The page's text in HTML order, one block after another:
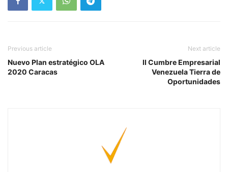
Previous article
Nuevo Plan estratégico OLA
2020 Caracas
Next article
II Cumbre Empresarial
Venezuela Tierra de
Oportunidades